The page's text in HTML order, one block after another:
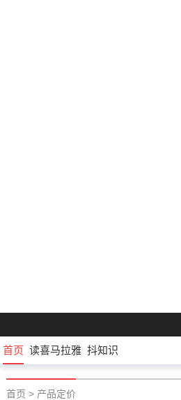
首页 读喜马拉雅 抖知识
首页 > 产品定价